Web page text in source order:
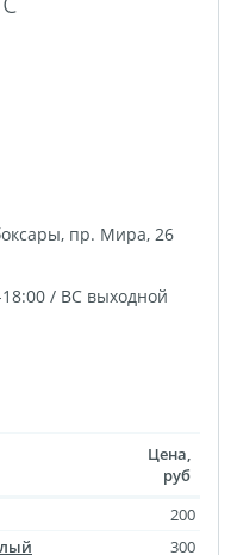
, пр. Мира, 26
/ ВС выходной
Цена,
руб
200
300